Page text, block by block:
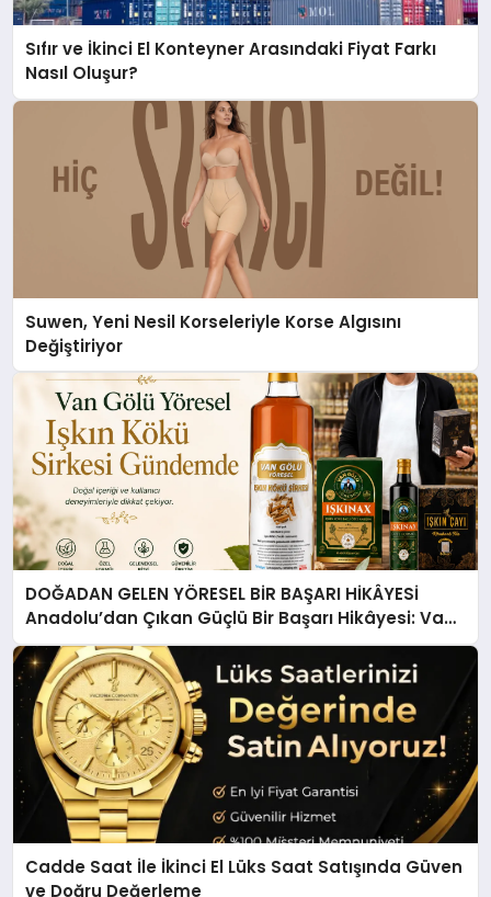
Sıfır ve İkinci El Konteyner Arasındaki Fiyat Farkı
Nasıl Oluşur?
Suwen, Yeni Nesil Korseleriyle Korse Algısını
Değiştiriyor
DOĞADAN GELEN YÖRESEL BİR BAŞARI HİKÂYESİ
Anadolu’dan Çıkan Güçlü Bir Başarı Hikâyesi: Van
Gölü Yöresel Işkın Kökü Sirkesi
Cadde Saat İle İkinci El Lüks Saat Satışında Güven
ve Doğru Değerleme